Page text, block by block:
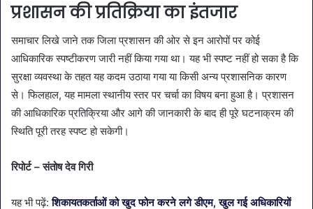
प्रशासन की प्रतिक्रिया का इंतजार
समाचार लिखे जाने तक जिला प्रशासन की ओर से इन आरोपों पर कोई
आधिकारिक स्पष्टीकरण जारी नहीं किया गया था। यह भी स्पष्ट नहीं हो सका है कि
सुरक्षा व्यवस्था के तहत यह कदम उठाया गया या किसी अन्य प्रशासनिक कारण
से। फिलहाल, यह मामला स्थानीय स्तर पर चर्चा का विषय बना हुआ है। प्रशासन
की आधिकारिक प्रतिक्रिया और आगे की जानकारी के बाद ही पूरे घटनाक्रम की
स्थिति पूरी तरह स्पष्ट हो सकेगी।
रिपोर्ट – संतोष देव गिरी
यह भी पढ़ें:शिकायतकर्ताओं को खुद फोन करने लगे डीएम, खुल गई अधिकारियों